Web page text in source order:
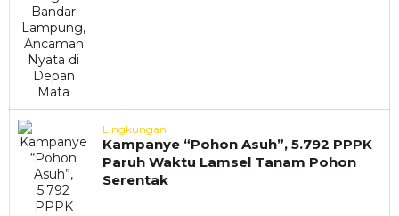
Lingkungan
Kampanye “Pohon Asuh”, 5.792 PPPK
Paruh Waktu Lamsel Tanam Pohon
Serentak